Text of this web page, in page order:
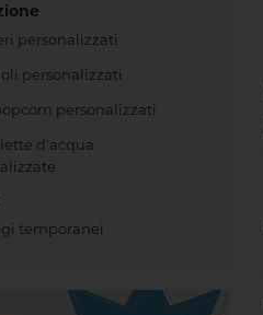
personalizzati
personalizzati
personalizzati
d'acqua
temporanei